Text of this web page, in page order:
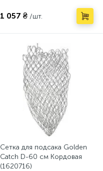
1 057 ₴ /шт.
Сетка для подсака Golden
Catch D-60 см Кордовая
(1620716)